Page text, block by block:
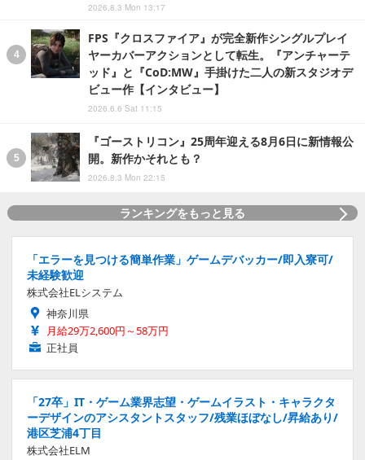
2026.8.3 Mon 13:17
FPS『クロスファイア』が完全新作シングルプレイ
ヤーカバーアクションとして転生。『アンチャーテ
ッド』と『CoD:MW』手掛けた二人の新スタジオデ
ビュー作【インタビュー】
2026.6.6 Sat 11:15
『ゴーストリコン』25周年迎える8月6日に新情報公
開。新作かそれとも？
2026.8.3 Mon 22:15
ランキングをもっと見る
「エラーを見つける簡単作業」ゲームデバッカー/即入寮可/
未経験歓迎
株式会社ELシステム
神奈川県
月給29万2,600円～58万円
正社員
「27卒」IT・ゲーム業界志望・ゲームイラスト・キャラクタ
ーデザインのアシスタントスタッフ/残業ほぼなし/昇給あり/
港区芝浦4丁目
株式会社ELM